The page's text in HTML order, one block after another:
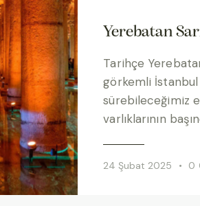
Yerebatan
Tarihçe
görkemli
sürebileceğimiz
varlıklarının
24 Şubat 2025 0